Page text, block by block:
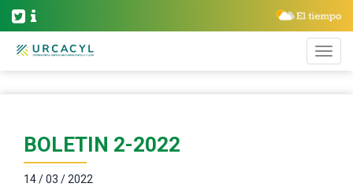
BOLETIN 2-2022
14 / 03 / 2022